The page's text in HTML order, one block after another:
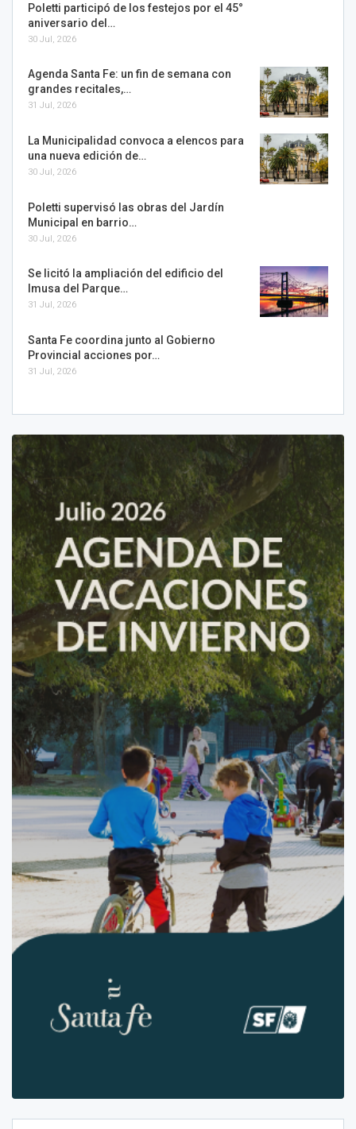
Poletti participó de los festejos por el 45°
aniversario del…
30 Jul, 2026
Agenda Santa Fe: un fin de semana con
grandes recitales,…
31 Jul, 2026
La Municipalidad convoca a elencos para
una nueva edición de…
30 Jul, 2026
Poletti supervisó las obras del Jardín
Municipal en barrio…
30 Jul, 2026
Se licitó la ampliación del edificio del
Imusa del Parque…
31 Jul, 2026
Santa Fe coordina junto al Gobierno
Provincial acciones por…
31 Jul, 2026